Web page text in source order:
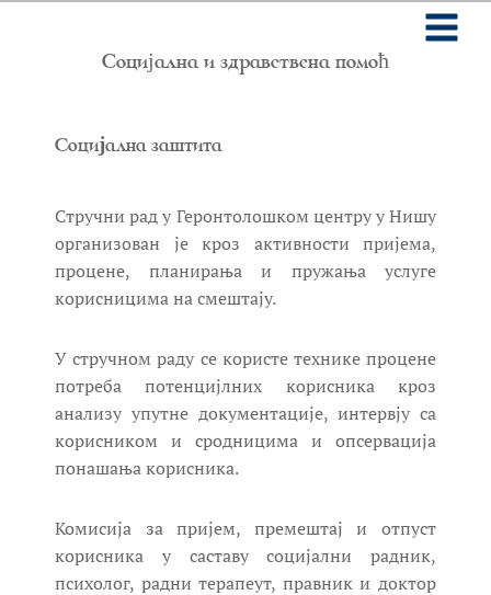
Социјална и здравствена помоћ
Социјална заштита
Стручни рад у Геронтолошком центру у Нишу
организован је кроз активности пријема,
процене, планирања и пружања услуге
корисницима на смештају.
У стручном раду се користе технике процене
потреба потенцијлних корисника кроз
анализу упутне документације, интервју са
корисником и сродницима и опсервација
понашања корисника.
Комисија за пријем, премештај и отпуст
корисника у саставу социјални радник,
психолог, радни терапеут, правник и доктор